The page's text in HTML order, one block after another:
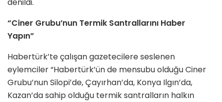
“Ciner Grubu’nun Termik Santrallarını Haber
Yapın”
Habertürk’te çalışan gazetecilere seslenen
eylemciler “Habertürk’ün de mensubu olduğu Ciner
Grubu’nun Silopi’de, Çayırhan’da, Konya Ilgın’da,
Kazan’da sahip olduğu termik santralların halkın